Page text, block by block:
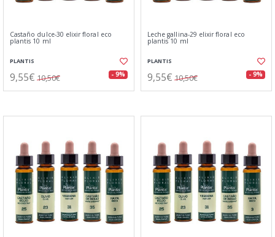
Castaño dulce-30 elixir floral eco
plantis 10 ml
PLANTIS
9,55€ 10,50€ - 9%
Leche gallina-29 elixir floral eco
plantis 10 ml
PLANTIS
9,55€ 10,50€ - 9%